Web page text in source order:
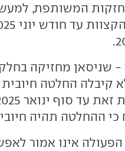
המשותפת,
- שניסאן מחזיקה
קיבלה החלטה
כי ההחלטה תהיה
אינו אמור